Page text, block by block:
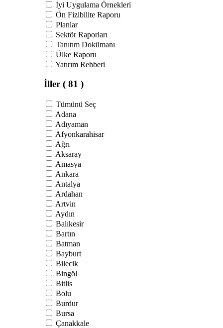
İyi Uygulama Örnekleri
Ön Fizibilite Raporu
Planlar
Sektör Raporları
Tanıtım Dokümanı
Ülke Raporu
Yatırım Rehberi
İller ( 81 )
Tümünü Seç
Adana
Adıyaman
Afyonkarahisar
Ağrı
Aksaray
Amasya
Ankara
Antalya
Ardahan
Artvin
Aydın
Balıkesir
Bartın
Batman
Bayburt
Bilecik
Bingöl
Bitlis
Bolu
Burdur
Bursa
Çanakkale